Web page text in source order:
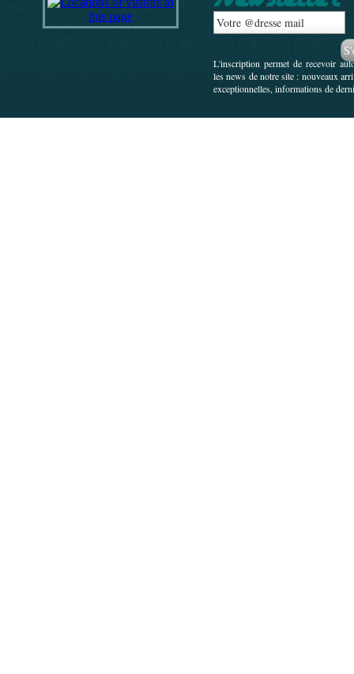
L'inscription permet de recevoir
les news de notre site : nouveaux
exceptionnelles, informations de